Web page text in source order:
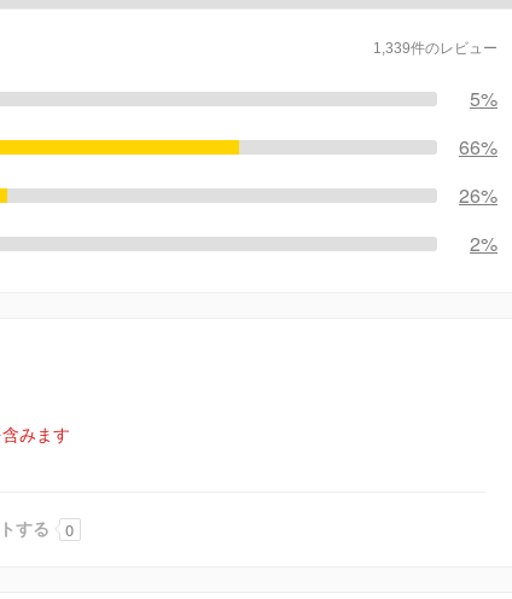
1,339件のレビュー
5%
66%
26%
2%
みます
する 0